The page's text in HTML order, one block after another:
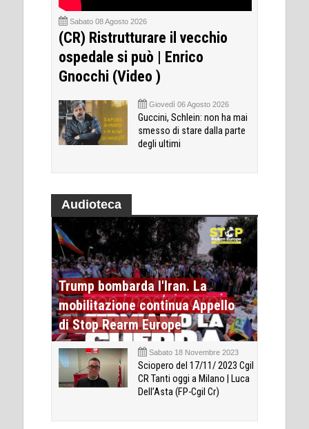
Sabato 08 Agosto 2026
(CR) Ristrutturare il vecchio
ospedale si può | Enrico
Gnocchi (Video )
Giovedì 06 Agosto 2026
Guccini, Schlein: non ha mai
smesso di stare dalla parte
degli ultimi
Audioteca
Trump bombarda l'Iran. La
mobilitazione continua Appello
di Stop Rearm Europe
Sabato 18 Novembre 2023
Sciopero del 17/11/ 2023 Cgil
CR Tanti oggi a Milano | Luca
Dell’Asta (FP-Cgil Cr)